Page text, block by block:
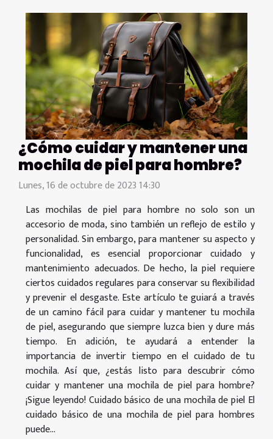
¿Cómo cuidar y mantener una
mochila de piel para hombre?
Lunes, 16 de octubre de 2023 14:30
Las mochilas de piel para hombre no solo son un
accesorio de moda, sino también un reflejo de estilo y
personalidad. Sin embargo, para mantener su aspecto y
funcionalidad, es esencial proporcionar cuidado y
mantenimiento adecuados. De hecho, la piel requiere
ciertos cuidados regulares para conservar su flexibilidad
y prevenir el desgaste. Este artículo te guiará a través
de un camino fácil para cuidar y mantener tu mochila
de piel, asegurando que siempre luzca bien y dure más
tiempo. En adición, te ayudará a entender la
importancia de invertir tiempo en el cuidado de tu
mochila. Así que, ¿estás listo para descubrir cómo
cuidar y mantener una mochila de piel para hombre?
¡Sigue leyendo! Cuidado básico de una mochila de piel El
cuidado básico de una mochila de piel para hombres
puede...